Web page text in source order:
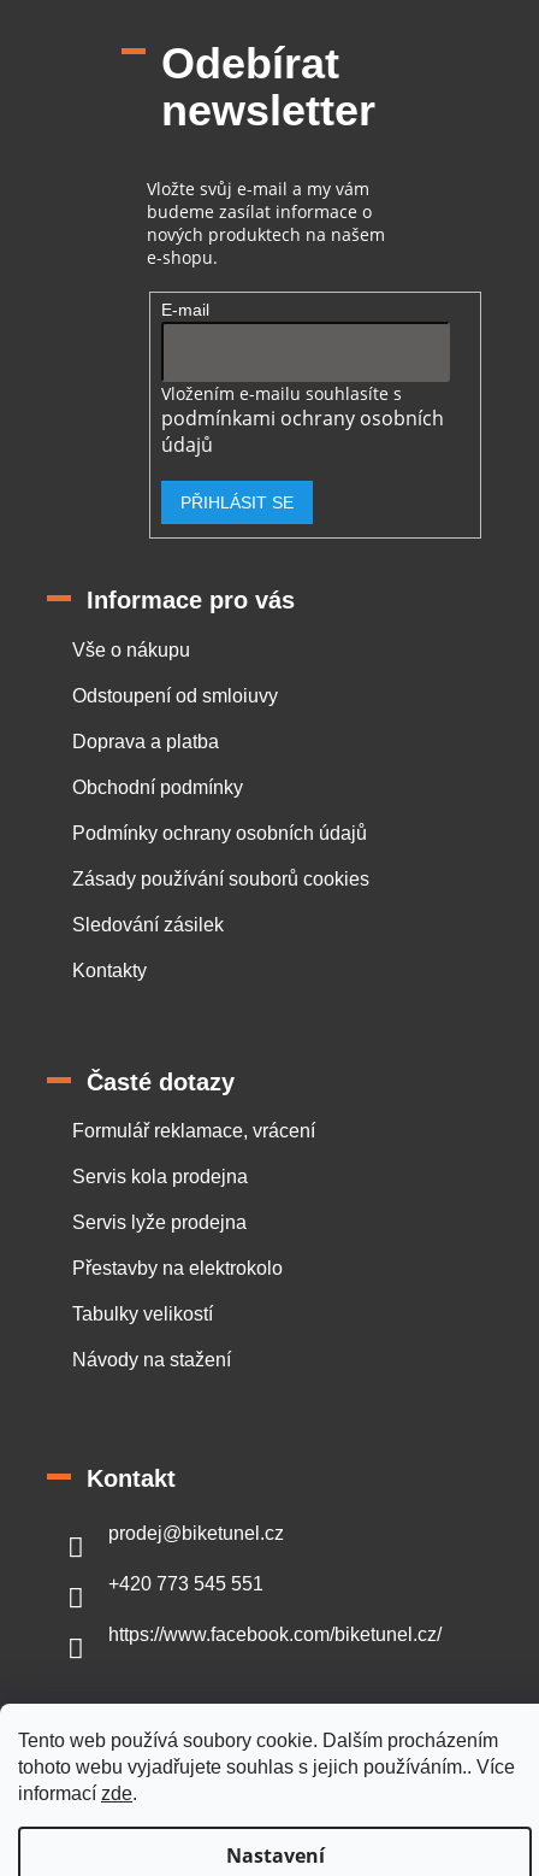
Tento web používá soubory cookie. Dalším procházením
tohoto webu vyjadřujete souhlas s jejich používáním.. Více
informací zde.
Nastavení
Odebírat
newsletter
Vložte svůj e-mail a my vám
budeme zasílat informace o
nových produktech na našem
e-shopu.
E-mail
Vložením e-mailu souhlasíte s
podmínkami ochrany osobních
údajů
PŘIHLÁSIT SE
Informace pro vás
Vše o nákupu
Odstoupení od smloiuvy
Doprava a platba
Obchodní podmínky
Podmínky ochrany osobních údajů
Zásady používání souborů cookies
Sledování zásilek
Kontakty
Časté dotazy
Formulář reklamace, vrácení
Servis kola prodejna
Servis lyže prodejna
Přestavby na elektrokolo
Tabulky velikostí
Návody na stažení
Kontakt
prodej@biketunel.cz
+420 773 545 551
https://www.facebook.com/biketunel.cz/
Vytvořil Shoptet
Copyright 2026BikeTunel.cz. Všechna práva vyhrazena.